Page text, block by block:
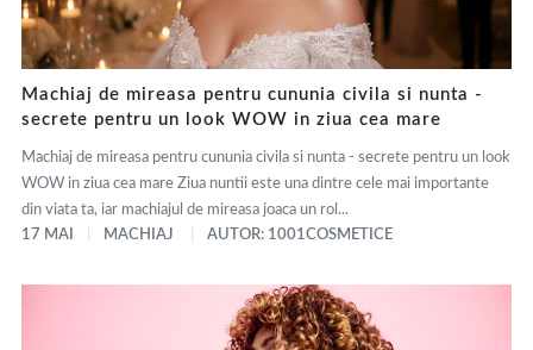
Machiaj de mireasa pentru cununia civila si nunta -
secrete pentru un look WOW in ziua cea mare
Machiaj de mireasa pentru cununia civila si nunta - secrete pentru un look
WOW in ziua cea mare Ziua nuntii este una dintre cele mai importante
din viata ta, iar machiajul de mireasa joaca un rol...
17 MAI
MACHIAJ AUTOR: 1001COSMETICE